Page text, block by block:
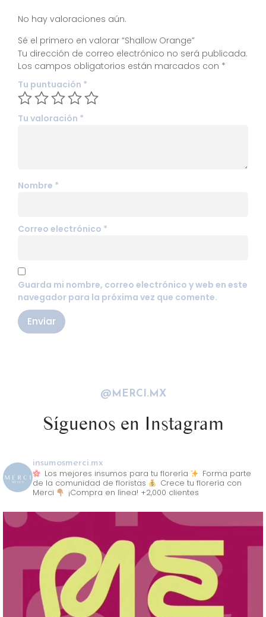
No hay valoraciones aún.
Sé el primero en valorar “Shallow Orange”
Tu dirección de correo electrónico no será publicada.
Los campos obligatorios están marcados con *
Tu puntuación *
Tu valoración *
Nombre *
Correo electrónico *
Guarda mi nombre, correo electrónico y web en este
navegador para la próxima vez que comente.
@MERCI.MX
Síguenos en Instagram
insumosmerci.mx
Los mejores insumos para tu florería
Forma parte
de la comunidad de floristas
Crece tu florería con
Merci
¡Compra en línea! +2,000 clientes